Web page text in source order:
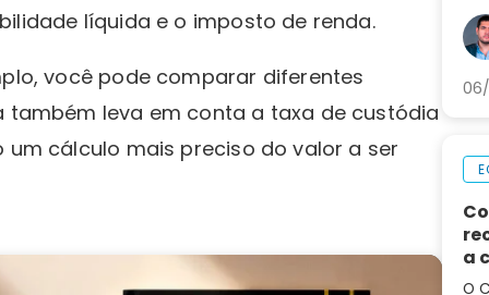
líquida e o imposto de renda.
você pode comparar diferentes
também leva em conta a taxa de custódia
cálculo mais preciso do valor a ser
a
O